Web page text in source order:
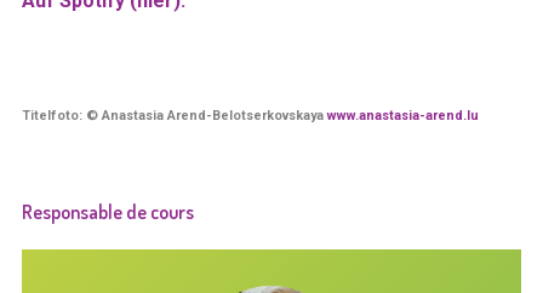
Titelfoto: © Anastasia Arend-Belotserkovskayawww.anastasia-arend.lu
Responsable de cours